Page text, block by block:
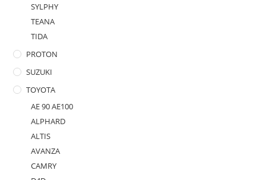
SYLPHY
TEANA
TIDA
PROTON
SUZUKI
TOYOTA
AE 90 AE100
ALPHARD
ALTIS
AVANZA
CAMRY